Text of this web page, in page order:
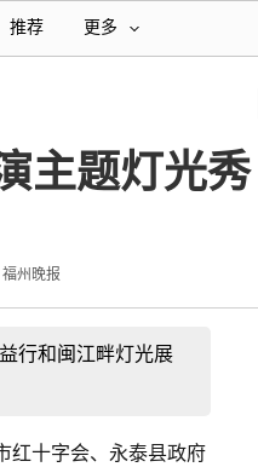
推荐 更多
主题灯光秀
州晚报
行和闽江畔灯光展
红十字会、永泰县政府